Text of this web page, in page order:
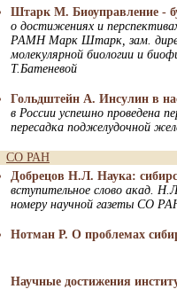
Штарк М. Биоуправление -
о достижениях и
РАМН Марк Штарк, зам.
молекулярной биологии и
Т.Батеневой
Гольдштейн А. Инсулин в
в России успешно проведена
пересадка поджелудочной
СО РАН
Добрецов Н.Л. Наука:
вступительное слово акад.
номеру научной газеты СО
Нотман Р. О проблемах
Научные достижения